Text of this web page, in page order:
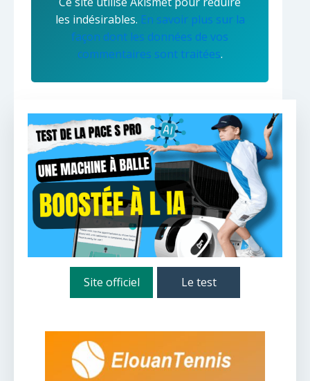
les indésirables. En savoir plus sur la
façon dont les données de vos
commentaires sont traitées.
Site officiel Le test